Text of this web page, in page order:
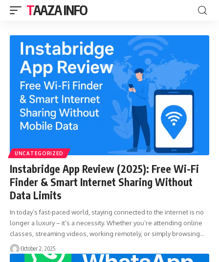
TAAZA INFO
UNCATEGORIZED
Instabridge App Review (2025): Free Wi-Fi
Finder & Smart Internet Sharing Without
Data Limits
In today’s fast-paced world, staying connected to the internet is no
longer a luxury – it’s a necessity. Whether you’re attending online
classes, streaming videos, working remotely, or simply browsing…
October 2, 2025